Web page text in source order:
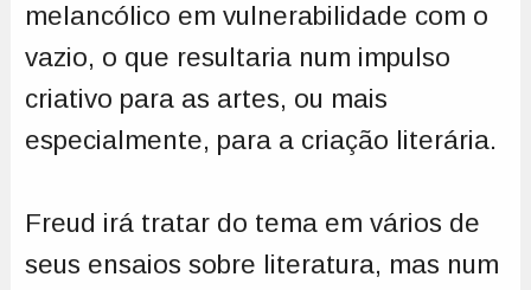
melancólico em vulnerabilidade com o
vazio, o que resultaria num impulso
criativo para as artes, ou mais
especialmente, para a criação literária.
Freud irá tratar do tema em vários de
seus ensaios sobre literatura, mas num